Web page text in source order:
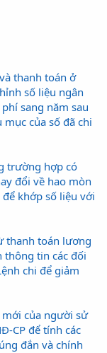
thanh toán ở
số liệu ngân
sang năm sau
của số đã chi
trường hợp có
đổi về hao mòn
khớp số liệu với
thanh toán lương
thông tin các đối
chi để giảm
của người sử
CP để tính các
đắn và chính